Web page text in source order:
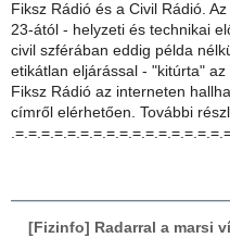
Fiksz Rádió és a Civil Rádió.
23-ától - helyzeti és technikai
civil szférában eddig példa
etikátlan eljárással - "kitúrta"
Fiksz Rádió az interneten
címről elérhetően. További
[Fizinfo] Radarral a marsi